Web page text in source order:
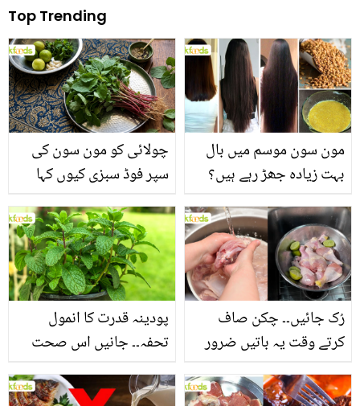
Top Trending
چولائی کو مون سون کی
سپر فوڈ سبزی کیوں کہا
منرلز اور اینٹی آکسیڈنٹس
سے بھرپور اس سبزی کے
فائدے
مون سون موسم میں بال
بہت زیادہ جھڑ رہے ہیں؟
بنانے کے چند قدرتی طریقے
پودینہ قدرت کا انمول
تحفہ۔۔ جانیں اس صحت
انگیز طبی فوائد
رُک جائیں۔۔ چکن صاف
کرتے وقت یہ باتیں ضرور